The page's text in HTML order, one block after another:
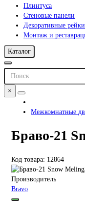
Плинтуса
Стеновые панели
Декоративные рейки
Монтаж и
Каталог
×
Межкомнатные
Браво-21
Код товара: 12864
Производитель
Bravo